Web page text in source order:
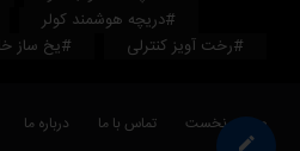
border_color
#دریچه هوشمند کولر
#رخت آویز کنترلی
#یخ ساز
صفحه نخست تماس با ما درباره ما